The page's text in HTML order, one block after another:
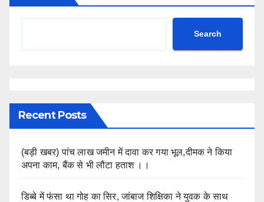
Search
Recent Posts
(बड़ी खबर) पांच लाख जमीन में दावा कर गया भूल,दीमक ने किया
अपना काम, बैंक से भी लौटा हताश ।।
डिब्बे में फंसा था गोह का सिर, जांबाज शिक्षिका ने युवक के साथ